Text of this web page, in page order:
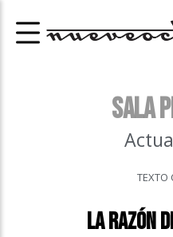
Sala
TEXTO
La razón